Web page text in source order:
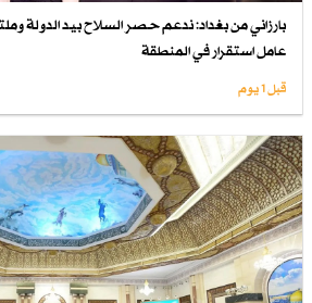
بارزاني من بغداد: ندعم حصر السلاح بيد الدولة
عامل استقرار في المنطقة
قبل 1 یوم